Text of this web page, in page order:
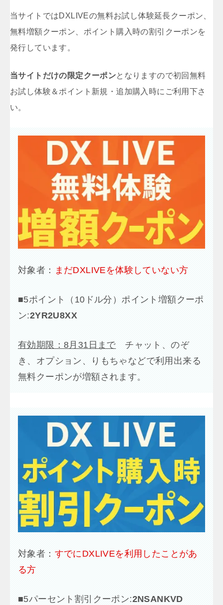
当サイトではDXLIVEの無料お試し体験延長クーポン、
無料増額クーポン、ポイント購入時の割引クーポンを
発行しています。
当サイトだけの限定クーポンとなりますので初回無料
お試し体験＆ポイント新規・追加購入時にご利用下さ
い。
対象者： まだDXLIVEを体験していない方
■5ポイント（10ドル分）ポイント増額クーポ
ン:2YR2U8XX
有効期限：8月31日までチャット、のぞ
き、オプション、りもちゃなどで利用出来る
無料クーポンが増額されます。
対象者： すでにDXLIVEを利用したことがあ
る方
■5パーセント割引クーポン:2NSANKVD